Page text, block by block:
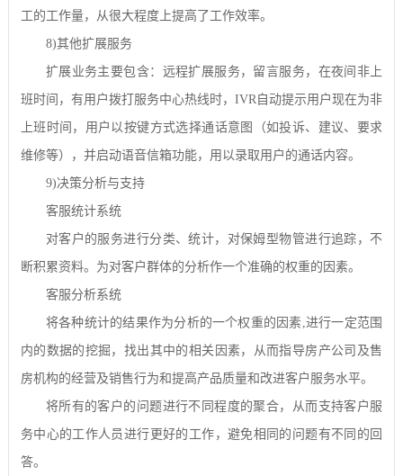
工的工作量，从很大程度上提高了工作效率。
8)其他扩展服务
扩展业务主要包含：远程扩展服务，留言服务，在夜间非上
班时间，有用户拨打服务中心热线时，IVR 自动提示用户现在为非
上班时间，用户以按键方式选择通话意图（如投诉、建议、要求
维修等），并启动语音信箱功能，用以录取用户的通话内容。
9)决策分析与支持
客服统计系统
对客户的服务进行分类、统计，对保姆型物管进行追踪，不
断积累资料。为对客户群体的分析作一个准确的权重的因素。
客服分析系统
将各种统计的结果作为分析的一个权重的因素,进行一定范围
内的数据的挖掘，找出其中的相关因素，从而指导房产公司及售
房机构的经营及销售行为和提高产品质量和改进客户服务水平。
将所有的客户的问题进行不同程度的聚合，从而支持客户服
务中心的工作人员进行更好的工作，避免相同的问题有不同的回
答。